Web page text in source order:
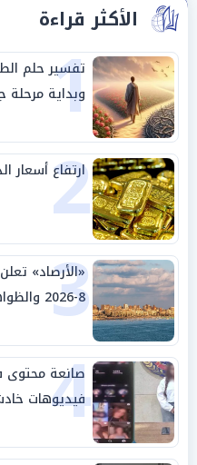
الأكثر قراءة
1
تفسير حلم
وبداية مرحلة
2
ارتفاع أسعار
3
8-2026 والظواهر الجوية
4
صانعة محتوى
فيديوهات